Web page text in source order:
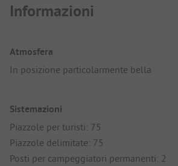
Informazioni
Atmosfera
In posizione particolarmente bella
Sistemazioni
Piazzole per turisti: 75
Piazzole delimitate: 75
Posti per campeggiatori permanenti: 2